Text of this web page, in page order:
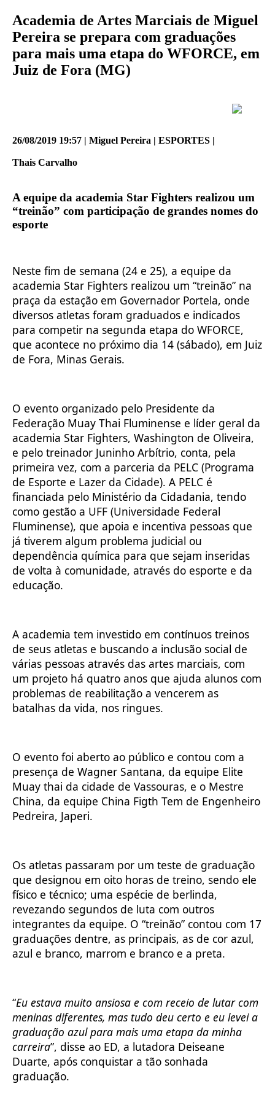
Academia de Artes Marciais de Miguel
Pereira se prepara com graduações
para mais uma etapa do WFORCE, em
Juiz de Fora (MG)
26/08/2019 19:57 | Miguel Pereira | ESPORTES |
Thais Carvalho
A equipe da academia Star Fighters realizou um
“treinão” com participação de grandes nomes do
esporte
Neste fim de semana (24 e 25), a equipe da
academia Star Fighters realizou um “treinão” na
praça da estação em Governador Portela, onde
diversos atletas foram graduados e indicados
para competir na segunda etapa do WFORCE,
que acontece no próximo dia 14 (sábado), em Juiz
de Fora, Minas Gerais.
O evento organizado pelo Presidente da
Federação Muay Thai Fluminense e líder geral da
academia Star Fighters, Washington de Oliveira,
e pelo treinador Juninho Arbítrio, conta, pela
primeira vez, com a parceria da PELC (Programa
de Esporte e Lazer da Cidade). A PELC é
financiada pelo Ministério da Cidadania, tendo
como gestão a UFF (Universidade Federal
Fluminense), que apoia e incentiva pessoas que
já tiverem algum problema judicial ou
dependência química para que sejam inseridas
de volta à comunidade, através do esporte e da
educação.
A academia tem investido em contínuos treinos
de seus atletas e buscando a inclusão social de
várias pessoas através das artes marciais, com
um projeto há quatro anos que ajuda alunos com
problemas de reabilitação a vencerem as
batalhas da vida, nos ringues.
O evento foi aberto ao público e contou com a
presença de Wagner Santana, da equipe Elite
Muay thai da cidade de Vassouras, e o Mestre
China, da equipe China Figth Tem de Engenheiro
Pedreira, Japeri.
Os atletas passaram por um teste de graduação
que designou em oito horas de treino, sendo ele
físico e técnico; uma espécie de berlinda,
revezando segundos de luta com outros
integrantes da equipe. O “treinão” contou com 17
graduações dentre, as principais, as de cor azul,
azul e branco, marrom e branco e a preta.
“Eu estava muito ansiosa e com receio de lutar com
meninas diferentes, mas tudo deu certo e eu levei a
graduação azul para mais uma etapa da minha
carreira”, disse ao ED, a lutadora Deiseane
Duarte, após conquistar a tão sonhada
graduação.